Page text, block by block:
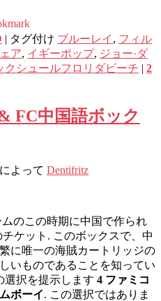
| タグ付け ブルーレイ , フィル
ア, イギーポップ, ジョー·ダ
クシュールフロリダビーチ | 2
FC中国語ボック
によって Dentifritz
のこの時期に中国で作られ
ケット. このボックスで、中
に唯一の海賊カートリッジの
いものであることを知ってい
選択を提示します 4 ファミコ
ボーイ. この選択ではありま